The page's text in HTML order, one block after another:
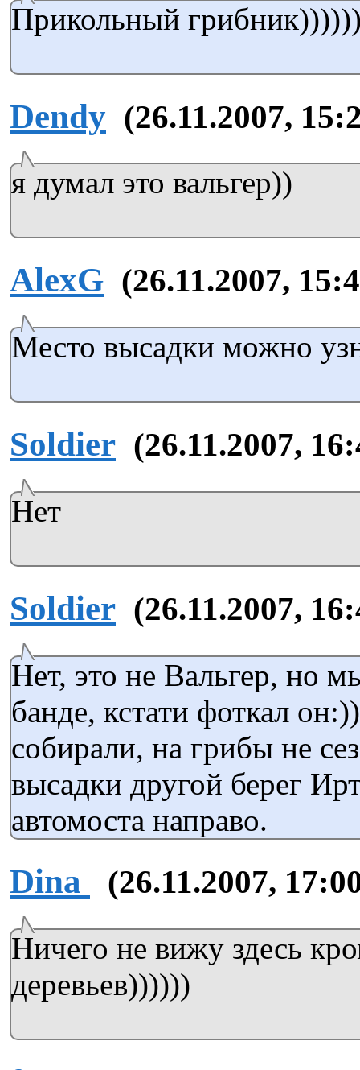
Прикольный
Dendy (26.11.2007,
я думал это вальгер))
AlexG (26.11.2007,
Место высадки можно
Soldier (26.11.2007,
Нет
Soldier (26.11.2007,
Нет, это не Вальгер, но
банде, кстати фоткал
собирали, на грибы не
высадки другой берег
автомоста направо.
Dina (26.11.2007,
Ничего не вижу здесь
деревьев))))))